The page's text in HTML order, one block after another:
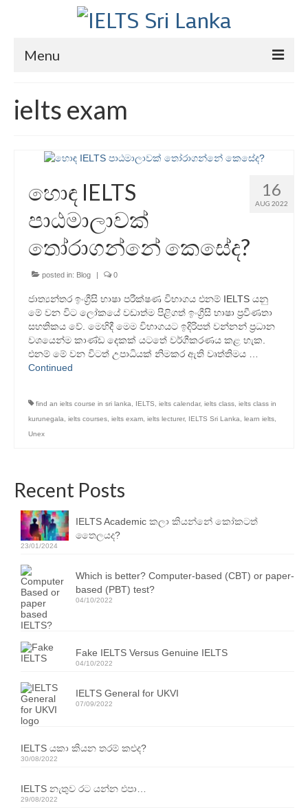
Menu
Courses
About Us
Director’s Message
Resources
IELTS Speaking Training Videos
Past Exam Papers
PDF Lessons
Contact Us
Exam Calendars
IELTS Exam Calendar – Sri Lanka
YLE & ESOL Exam Calendar
GESE Exam Calendar
Our Articles
Articles
IELTS FAQ (frequently asked questions)
Band Score Calculator
ielts exam
16
AUG 2022
හොඳ IELTS
පාඨමාලාවක්
තෝරාගන්නේ කෙසේද?
posted in: Blog 0
ජාත්‍යන්තර ඉංග්‍රීසි භාෂා පරීක්ෂණ විභාගය එනම් IELTS යනු
මේ වන විට ලෝකයේ වඩාත්ම පිළිගත් ඉංග්‍රීසි භාෂා ප්‍රවීණතා
සහතිකය වේ. මෙහිදී මෙම විභාගයට ඉදිරිපත් වන්නන් ප්‍රධාන
වශයෙන්ම කාණ්ඩ දෙකක් යටතේ වර්ගීකරණය කළ හැක.
එනම් මේ වන විටත් උපාධියක් නිමකර ඇති වෘත්තිමය …
Continued
find an ielts course in sri lanka, IELTS, ielts calendar, ielts class, ielts class in
kurunegala, ielts courses, ielts exam, ielts lecturer, IELTS Sri Lanka, learn ielts,
Unex
Recent Posts
IELTS Academic කලා කියන්නේ කෝකටත්
තෛලයද?
23/01/2024
Which is better? Computer-based (CBT) or paper-
based (PBT) test?
04/10/2022
Fake IELTS Versus Genuine IELTS
04/10/2022
IELTS General for UKVI
07/09/2022
IELTS යකා කියන තරම් කළුද?
30/08/2022
IELTS නැතුව රට යන්න එපා…
29/08/2022